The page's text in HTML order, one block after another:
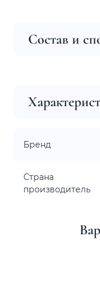
Состав и
Бренд
Страна
производитель